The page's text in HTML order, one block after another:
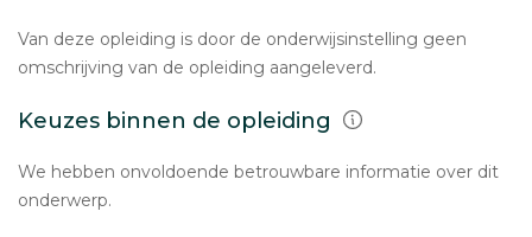
Van deze opleiding is door de onderwijsinstelling geen
omschrijving van de opleiding aangeleverd.
Keuzes binnen de opleiding
We hebben onvoldoende betrouwbare informatie over dit
onderwerp.